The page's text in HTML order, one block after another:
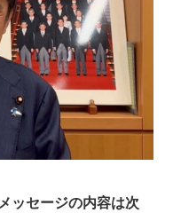
セージの内容は次